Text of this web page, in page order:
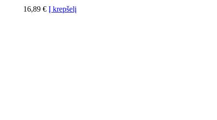
16,89 € Į krepšelį